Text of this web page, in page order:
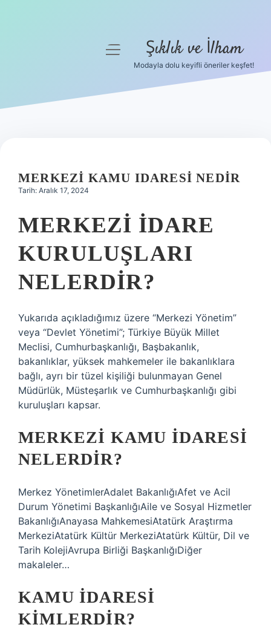
Hakkımızda
menüyü
Şıklık ve İlham
Modayla dolu keyifli öneriler keşfet!
MERKEZI KAMU IDARESI NEDIR
Tarih: Aralık 17, 2024
MERKEZI IDARE
KURULUŞLARI
NELERDIR?
Yukarıda açıkladığımız üzere “Merkezi Yönetim”
veya “Devlet Yönetimi”; Türkiye Büyük Millet
Meclisi, Cumhurbaşkanlığı, Başbakanlık,
bakanlıklar, yüksek mahkemeler ile bakanlıklara
bağlı, ayrı bir tüzel kişiliği bulunmayan Genel
Müdürlük, Müsteşarlık ve Cumhurbaşkanlığı gibi
kuruluşları kapsar.
MERKEZI KAMU IDARESI
NELERDIR?
Merkez YönetimlerAdalet BakanlığıAfet ve Acil
Durum Yönetimi BaşkanlığıAile ve Sosyal Hizmetler
BakanlığıAnayasa MahkemesiAtatürk Araştırma
MerkeziAtatürk Kültür MerkeziAtatürk Kültür, Dil ve
Tarih KolejiAvrupa Birliği BaşkanlığıDiğer
makaleler…
KAMU IDARESI
KIMLERDIR?